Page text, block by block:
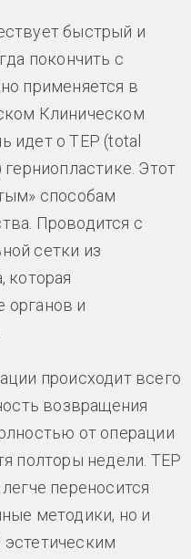
быстрый и
покончить с
применяется в
Клиническом
идет о ТЕР (total
Этот
способам
Проводится с
сетки из
которая
органов и
происходит всего
возвращения
от операции
полторы недели. ТЕР
переносится
методики, но и